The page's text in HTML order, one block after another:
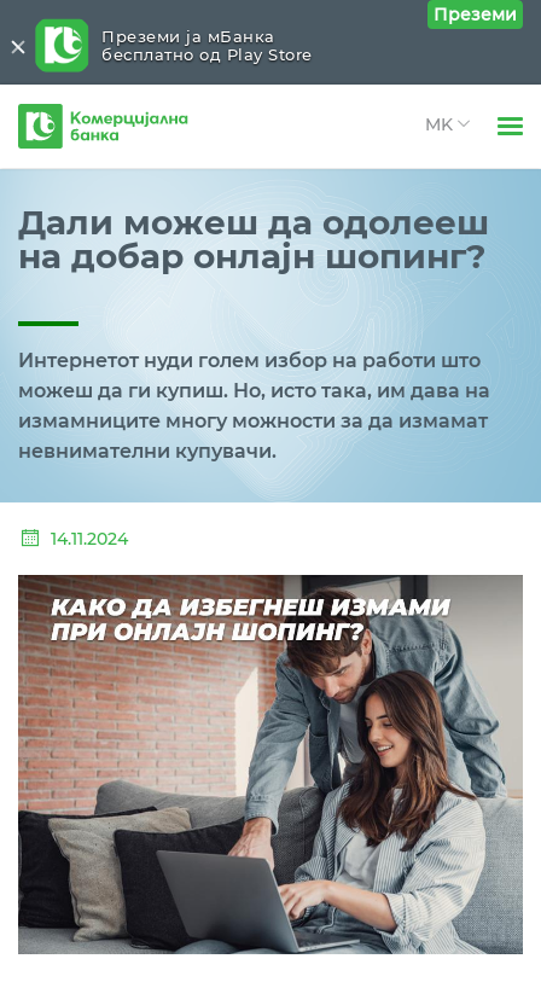
Open
Open
Правни лица
Блог
Close submenu (Блог)
Лични финансии
Банкарство 24/7
Трендови и анализи
Финансиска училница
Интернет банка
Комерцијална
банка
Дали можеш да одолееш
на добар онлајн шопинг?
Интернетот нуди голем избор на работи што
можеш да ги купиш. Но, исто така, им дава на
измамниците многу можности за да измамат
невнимателни купувачи.
14.11.2024
Преземи ја мБанка
бесплатно од Play Store
Преземи